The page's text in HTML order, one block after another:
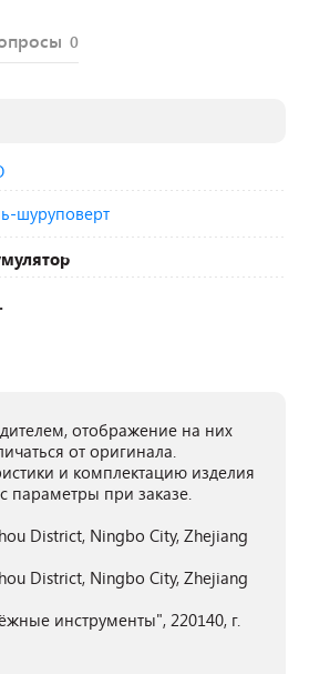
0
шуруповерт
отображение на них
от оригинала.
и комплектацию изделия
параметры при заказе.
District, Ningbo City, Zhejiang
District, Ningbo City, Zhejiang
инструменты", 220140, г.